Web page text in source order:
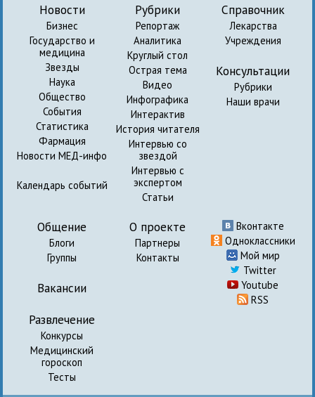
Новости
Бизнес
Государство и
медицина
Звезды
Наука
Общество
События
Статистика
Фармация
Новости МЕД-инфо
Календарь событий
Рубрики
Репортаж
Аналитика
Круглый стол
Острая тема
Видео
Инфографика
Интерактив
История читателя
Интервью со
звездой
Интервью с
экспертом
Статьи
Справочник
Лекарства
Учреждения
Консультации
Рубрики
Наши врачи
Общение
Блоги
Группы
Вакансии
Развлечение
Конкурсы
Медицинский
гороскоп
Тесты
О проекте
Партнеры
Контакты
Вконтакте
Одноклассники
Мой мир
Twitter
Youtube
RSS